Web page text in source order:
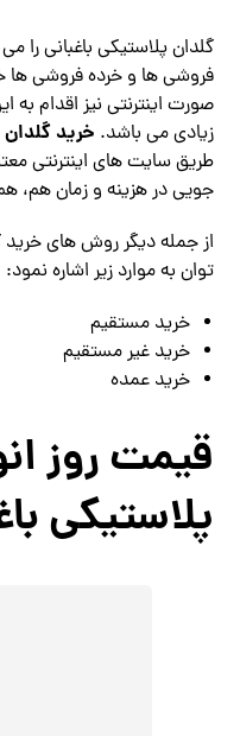
گلدان پلاستیکی باغبانی را
فروشی ها و خرده فروشی ها
صورت اینترنتی نیز اقدام به
زیادی می باشد. خرید
طریق سایت های اینترنتی
جویی در هزینه و زمان هم،
از جمله دیگر روش های خرید
توان به موارد زیر اشاره نمود:
خرید مستقیم
خرید غیر مستقیم
خرید عمده
قیمت روز
پلاستیکی